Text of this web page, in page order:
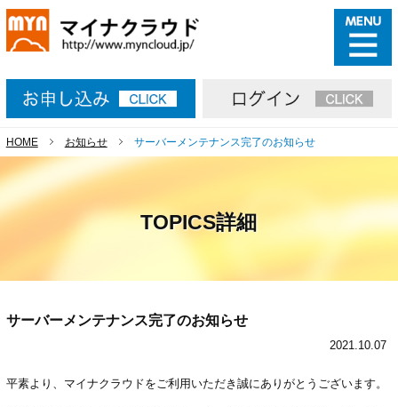
HOME お知らせ サーバーメンテナンス完了のお知らせ
TOPICS詳細
サーバーメンテナンス完了のお知らせ
2021.10.07
平素より、マイナクラウドをご利用いただき誠にありがとうございます。